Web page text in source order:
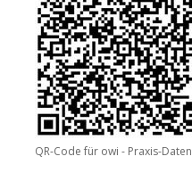
QR-Code für owi - Praxis-Daten